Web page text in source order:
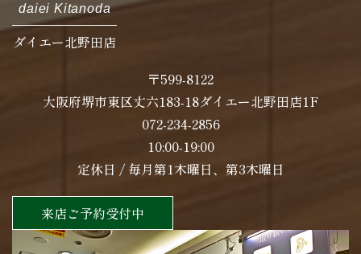
daiei Kitanoda
ダイエー北野田店
〒599-8122
大阪府堺市東区丈六183-18ダイエー北野田店1F
072-234-2856
10:00-19:00
定休日 / 毎月第1木曜日、第3木曜日
来店ご予約受付中